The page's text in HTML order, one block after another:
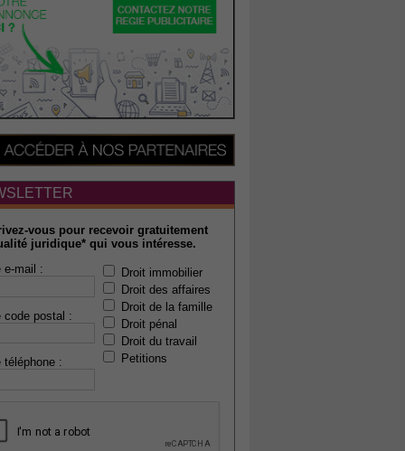
vous pour recevoir gratuitement
juridique* qui vous intéresse.
e-mail :
code postal :
téléphone :
Droit immobilier
Droit des affaires
Droit de la famille
Droit pénal
Droit du travail
Petitions